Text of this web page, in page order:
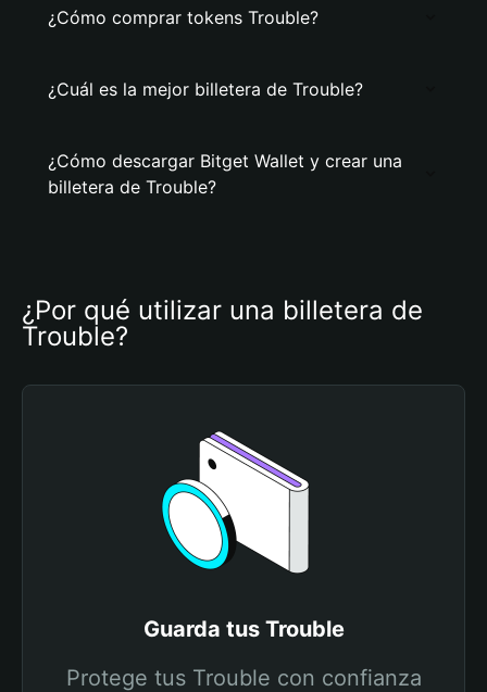
¿Cómo comprar tokens Trouble?
¿Cuál es la mejor billetera de Trouble?
¿Cómo descargar Bitget Wallet y crear una
billetera de Trouble?
¿Por qué utilizar una billetera de
Trouble?
Guarda tus Trouble
Protege tus Trouble con confianza